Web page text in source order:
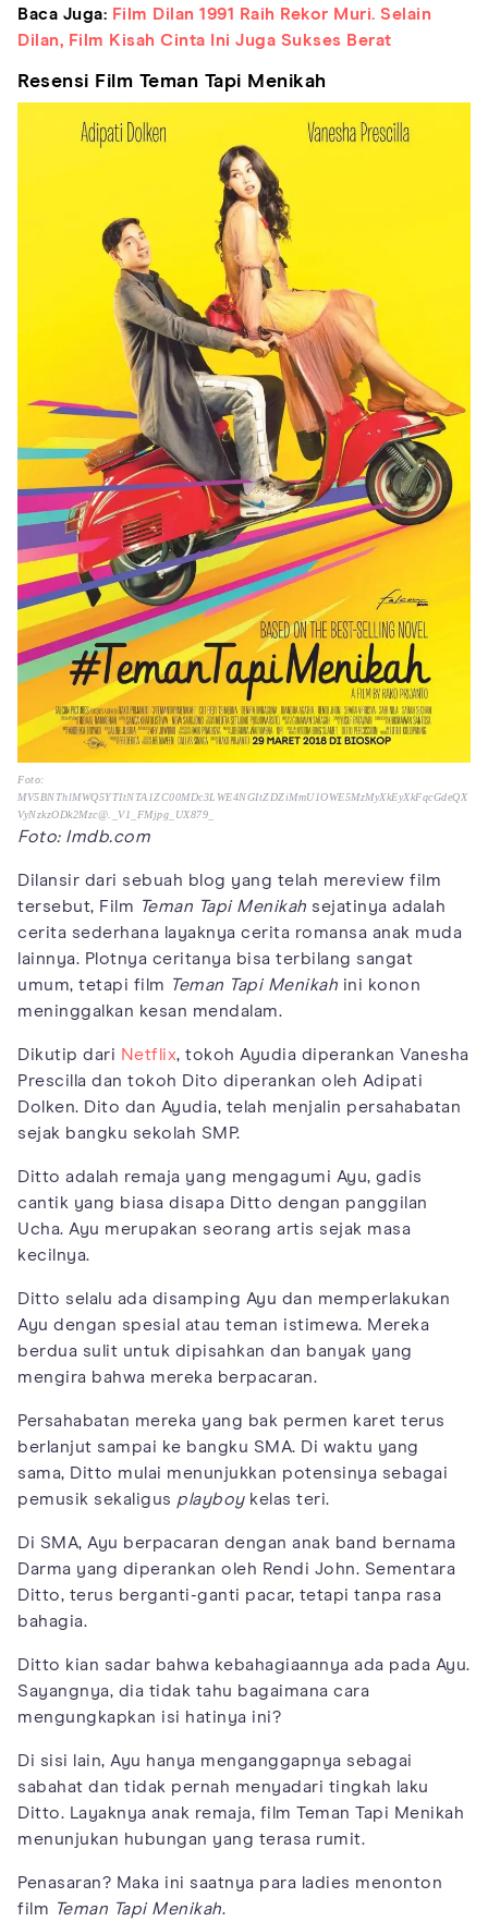
Baca Juga: Film Dilan 1991 Raih Rekor Muri. Selain
Dilan, Film Kisah Cinta Ini Juga Sukses Berat
Resensi Film Teman Tapi Menikah
Foto:
MV5BNThlMWQ5YTItNTA1ZC00MDc3LWE4NGItZDZiMmU1OWE5MzMyXkEyXkFqcGdeQX
VyNzkzODk2Mzc@._V1_FMjpg_UX879_
Foto: Imdb.com
Dilansir dari sebuah blog yang telah mereview film
tersebut, Film Teman Tapi Menikah sejatinya adalah
cerita sederhana layaknya cerita romansa anak muda
lainnya. Plotnya ceritanya bisa terbilang sangat
umum, tetapi film Teman Tapi Menikah ini konon
meninggalkan kesan mendalam.
Dikutip dari Netflix, tokoh Ayudia diperankan Vanesha
Prescilla dan tokoh Dito diperankan oleh Adipati
Dolken. Dito dan Ayudia, telah menjalin persahabatan
sejak bangku sekolah SMP.
Ditto adalah remaja yang mengagumi Ayu, gadis
cantik yang biasa disapa Ditto dengan panggilan
Ucha. Ayu merupakan seorang artis sejak masa
kecilnya.
Ditto selalu ada disamping Ayu dan memperlakukan
Ayu dengan spesial atau teman istimewa. Mereka
berdua sulit untuk dipisahkan dan banyak yang
mengira bahwa mereka berpacaran.
Persahabatan mereka yang bak permen karet terus
berlanjut sampai ke bangku SMA. Di waktu yang
sama, Ditto mulai menunjukkan potensinya sebagai
pemusik sekaligus playboykelas teri.
Di SMA, Ayu berpacaran dengan anak band bernama
Darma yang diperankan oleh Rendi John. Sementara
Ditto, terus berganti-ganti pacar, tetapi tanpa rasa
bahagia.
Ditto kian sadar bahwa kebahagiaannya ada pada Ayu.
Sayangnya, dia tidak tahu bagaimana cara
mengungkapkan isi hatinya ini?
Di sisi lain, Ayu hanya menganggapnya sebagai
sabahat dan tidak pernah menyadari tingkah laku
Ditto. Layaknya anak remaja, film Teman Tapi Menikah
menunjukan hubungan yang terasa rumit.
Penasaran? Maka ini saatnya para ladies menonton
film Teman Tapi Menikah.